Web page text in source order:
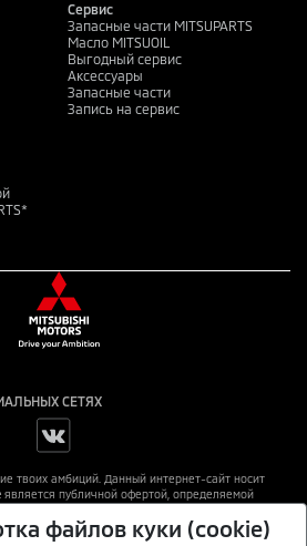
Сервис
Запасные части MITSUPARTS
Масло MITSUOIL
Выгодный сервис
Аксессуары
Запасные части
Запись на сервис
твоих амбиций. Данный интернет-сайт носит
публичной офертой, определяемой
центры автомобилей MITSUBISHI, или на e-
СЕТЯХ
файлов куки (cookie)